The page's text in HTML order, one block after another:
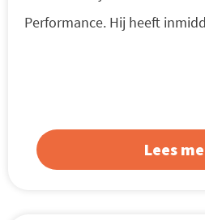
Performance. Hij heeft
Lees